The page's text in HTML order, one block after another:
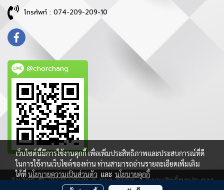
โทรศัพท์ : 074-209-209-10
@chorchang
ลิขสิทธิ์ © 2021 บริษัท ช ช้าง จำกัด - สงวนสิทธิ์ทุกประการ
เว็บไซต์นี้มีการใช้งานคุกกี้ เพื่อเพิ่มประสิทธิภาพและประสบการณ์ที่ดี
ในการใช้งานเว็บไซต์ของท่าน ท่านสามารถอ่านรายละเอียดเพิ่มเติม
ได้ที่นโยบายความเป็นส่วนตัว และ นโยบายคุกกี้